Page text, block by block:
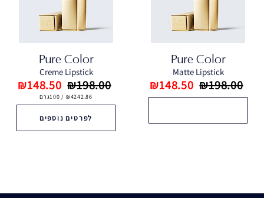
Pure Color
Matte Lipstick
₪198.00
₪148.50
Pure Color
Creme Lipstick
₪198.00
₪148.50
₪4242.86 / 100גרם
לפרטים נוספים